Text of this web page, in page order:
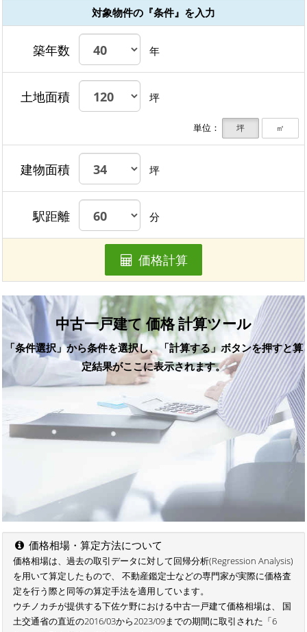
対象物件の『条件』を入力
築年数 年
土地面積 坪
単位： 坪 ㎡
建物面積 坪
駅距離 分
価格計算
中古一戸建て 価格 計算ツール
「条件選択」から条件を選択し、「計算する」ボタンを押すと算
定結果がここに表示されます。
価格相場・算定方法について
価格相場は、過去の取引データに対して回帰分析(Regression Analysis)
を用いて算定したもので、 不動産鑑定士などの専門家が実際に価格査
定を行う際と同等の算定手法を適用しています。
ウチノカチが提供する下佐ケ野における中古一戸建て価格相場は、 国
土交通省の直近の2016/03から2023/09までの期間に取引された「6